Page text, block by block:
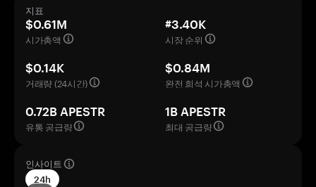
지표
$0.61M
시가총액
#3.40K
시장 순위
$0.14K
거래량 (24시간)
$0.84M
완전 희석 시가총액
0.72B APESTR
유통 공급량
1B APESTR
최대 공급량
인사이트
24h